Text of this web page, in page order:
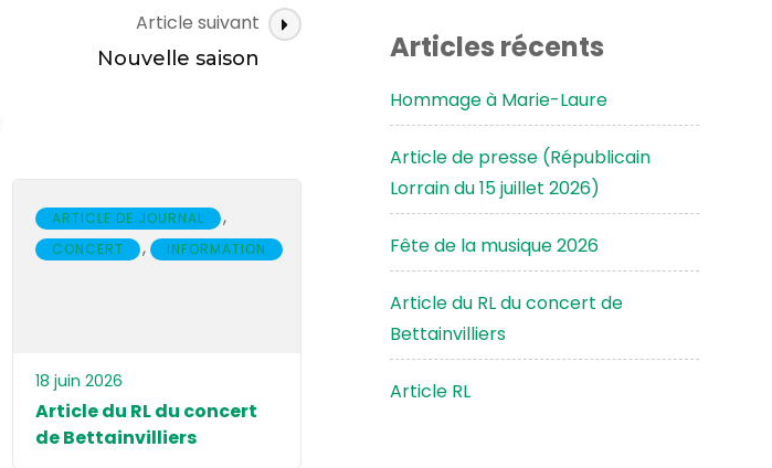
Article suivant
Nouvelle saison
ARTICLE DE JOURNAL ,
CONCERT , INFORMATION
18 juin 2026
Article du RL du concert
de Bettainvilliers
Articles récents
Hommage à Marie-Laure
Article de presse (Républicain
Lorrain du 15 juillet 2026)
Fête de la musique 2026
Article du RL du concert de
Bettainvilliers
Article RL